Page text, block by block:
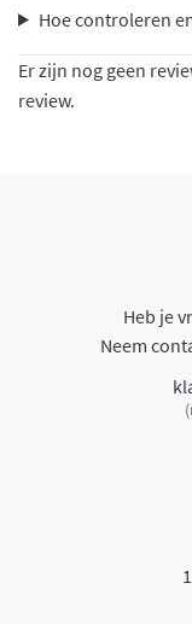
Hoe controleren
Er zijn nog geen
review.
Heb je
Neem